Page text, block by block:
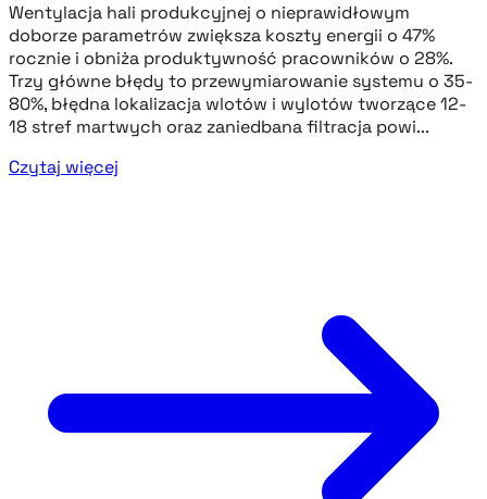
Wentylacja hali produkcyjnej o nieprawidłowym
doborze parametrów zwiększa koszty energii o 47%
rocznie i obniża produktywność pracowników o 28%.
Trzy główne błędy to przewymiarowanie systemu o 35-
80%, błędna lokalizacja wlotów i wylotów tworzące 12-
18 stref martwych oraz zaniedbana filtracja powi...
Czytaj więcej